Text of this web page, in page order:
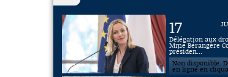
17
Délégation aux
Mme Bérangère
présiden...
Non disponible.
en ligne en